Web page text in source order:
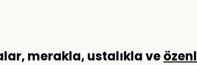
merakla, ustalıkla ve